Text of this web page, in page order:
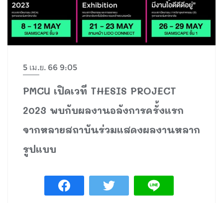
5 เม.ย. 66 9:05
PMCU เปิดเวที THESIS PROJECT
2023 พบกับผลงานอลังการครั้งแรก
จากหลายสถาบันร่วมแสดงผลงานหลาก
รูปแบบ